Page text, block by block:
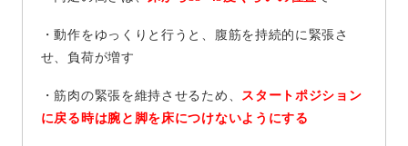
・動作をゆっくりと行うと、腹筋を持続的に緊張さ
せ、負荷が増す
・筋肉の緊張を維持させるため、 スタートポジション
に戻る時は腕と脚を床につけないようにする